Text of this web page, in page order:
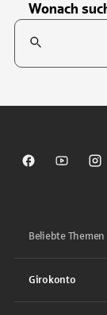
Wonach
Suchfeld
Sparkasse auf
Beliebte Themen
Girokonto